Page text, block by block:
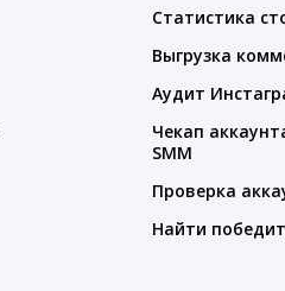
Статистика
Выгрузка
Аудит
Чекап
SMM
Проверка
Найти